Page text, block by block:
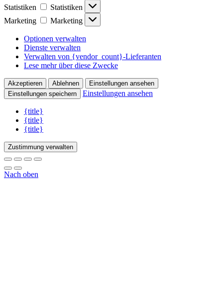
Statistiken
Statistiken
Marketing
Marketing
Optionen verwalten
Dienste verwalten
Verwalten von {vendor_count}-Lieferanten
Lese mehr über diese Zwecke
Akzeptieren Ablehnen
Einstellungen ansehen
Einstellungen speichern
Einstellungen ansehen
{title}
{title}
{title}
Zustimmung verwalten
Nach oben